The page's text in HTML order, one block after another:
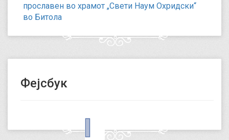
прославен во храмот „Свети Наум Охридски“
во Битола
Фејсбук